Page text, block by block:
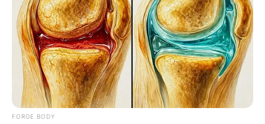
JG WENTWORTH
Bear Approaches Cat: What Happens Next Is Pure
Magic
BUZZ DAY
FORGE BODY